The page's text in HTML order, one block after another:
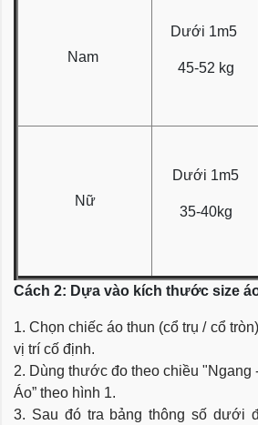
Nam
Dưới 1m5
45-52 kg
Nữ
Dưới 1m5
35-40kg
Cách 2: Dựa vào kích thước size
1. Chọn chiếc áo thun (cổ trụ / cổ
vị trí cố định.
2. Dùng thước đo theo chiều "Ngang
Áo” theo hình 1.
3. Sau đó tra bảng thông số dưới